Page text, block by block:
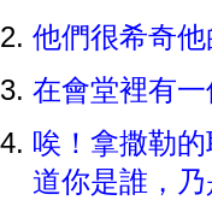
他們很希奇
在會堂裡有
唉！拿撒勒
道你是誰，